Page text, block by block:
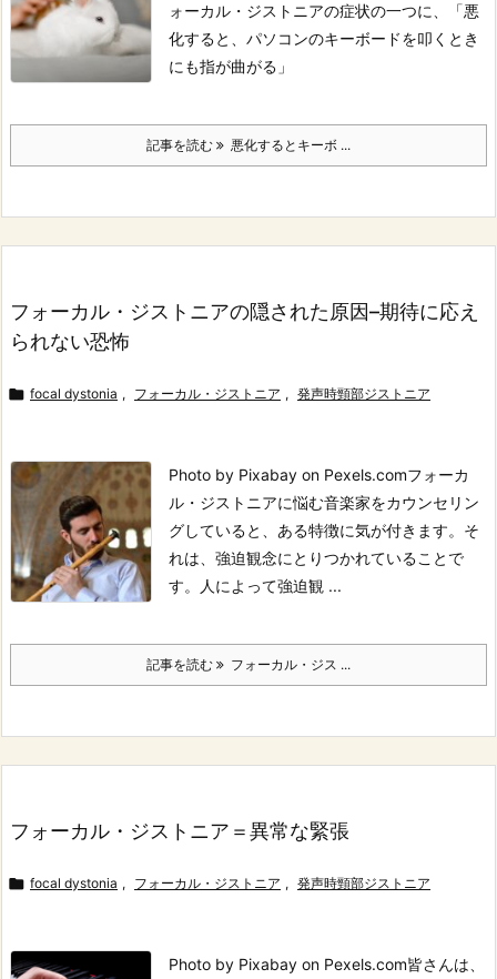
ォーカル・ジストニアの症状の一つに、
「悪
化すると、パソコンのキーボードを叩くとき
にも指が曲がる」
記事を読む 悪化するとキーボ ...
フォーカル・ジストニアの隠された原因–期待に応え
られない恐怖
 focal dystonia , フォーカル・ジストニア , 発声時頸部ジストニア
Photo by Pixabay on Pexels.comフォーカ
ル・ジストニアに悩む音楽家をカウンセリン
グしていると、ある特徴に気が付きます。 そ
れは、強迫観念にとりつかれていることで
す。
人によって強迫観 ...
記事を読む フォーカル・ジス ...
フォーカル・ジストニア＝異常な緊張
 focal dystonia , フォーカル・ジストニア , 発声時頸部ジストニア
Photo by Pixabay on Pexels.com皆さんは、